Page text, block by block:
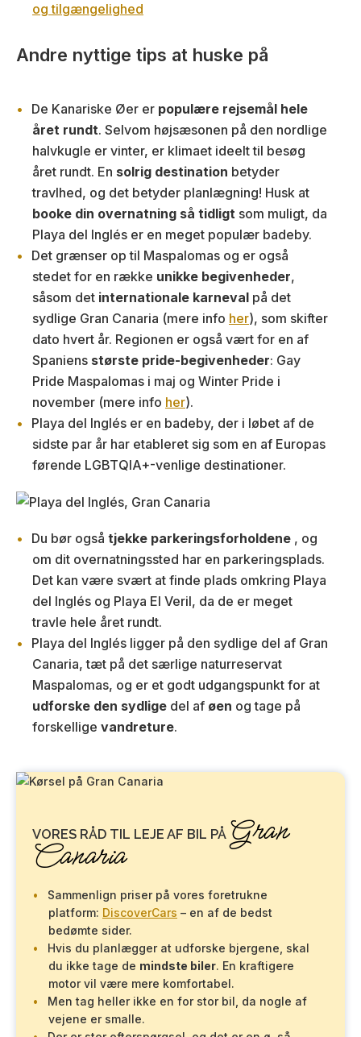
og tilgængelighed
Andre nyttige tips at huske på
De Kanariske Øer er populære rejsemål hele
året rundt. Selvom højsæsonen på den nordlige
halvkugle er vinter, er klimaet ideelt til besøg
året rundt. En solrig destination betyder
travlhed, og det betyder planlægning! Husk at
booke din overnatning så tidligt som muligt, da
Playa del Inglés er en meget populær badeby.
Det grænser op til Maspalomas og er også
stedet for en række unikke begivenheder,
såsom det internationale karneval på det
sydlige Gran Canaria (mere info her), som skifter
dato hvert år. Regionen er også vært for en af
Spaniens største pride-begivenheder: Gay
Pride Maspalomas i maj og Winter Pride i
november (mere info her).
Playa del Inglés er en badeby, der i løbet af de
sidste par år har etableret sig som en af Europas
førende LGBTQIA+-venlige destinationer.
Du bør også tjekke parkeringsforholdene , og
om dit overnatningssted har en parkeringsplads.
Det kan være svært at finde plads omkring Playa
del Inglés og Playa El Veril, da de er meget
travle hele året rundt.
Playa del Inglés ligger på den sydlige del af Gran
Canaria, tæt på det særlige naturreservat
Maspalomas, og er et godt udgangspunkt for at
udforske den sydlige del af øen og tage på
forskellige vandreture.
VORES RÅD TIL LEJE AF BIL PÅ Gran
Canaria
Sammenlign priser på vores foretrukne
platform: DiscoverCars – en af de bedst
bedømte sider.
Hvis du planlægger at udforske bjergene, skal
du ikke tage de mindste biler. En kraftigere
motor vil være mere komfortabel.
Men tag heller ikke en for stor bil, da nogle af
vejene er smalle.